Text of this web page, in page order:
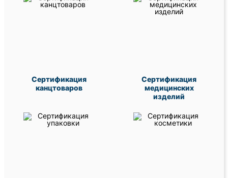
Сертификация
канцтоваров
Сертификация
медицинских
изделий